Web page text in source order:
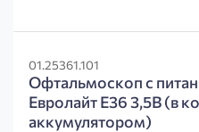
01.25361.101
Офтальмоскоп с
Евролайт Е36 3,5В (в
аккумулятором)